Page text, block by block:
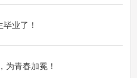
业了！
为青春加冕！